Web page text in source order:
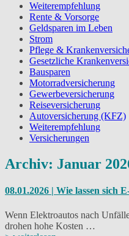
Weiterempfehlung
Rente & Vorsorge
Geldsparen im Leben
Strom
Pflege &
Gesetzliche
Bausparen
Motorradversicherung
Gewerbeversicherung
Reiseversicherung
Autoversicherung (KFZ)
Weiterempfehlung
Versicherungen
Archiv: Januar
08.01.2026 | Wie lassen sich
Wenn Elektroautos nach
drohen hohe Kosten …